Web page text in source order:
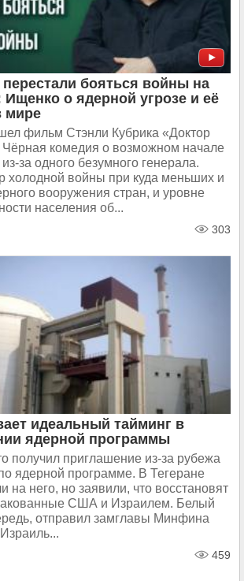
бояться войны на
Ищенко о ядерной угрозе и её
мире
фильм Стэнли Кубрика «Доктор
комедия о возможном начале
за одного безумного генерала.
холодной войны при куда меньших и
вооружения стран, и уровне
населения об...
303
идеальный тайминг в
ядерной программы
получил приглашение из-за рубежа
ядерной программе. В Тегеране
на него, но заявили, что восстановят
США и Израилем. Белый
отправил замглавы Минфина
459